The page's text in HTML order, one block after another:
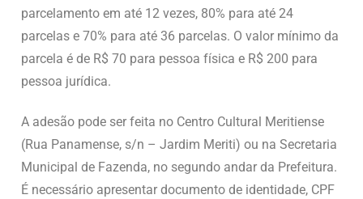
parcelamento em até 12 vezes, 80% para até 24
parcelas e 70% para até 36 parcelas. O valor mínimo da
parcela é de R$ 70 para pessoa física e R$ 200 para
pessoa jurídica.
A adesão pode ser feita no Centro Cultural Meritiense
(Rua Panamense, s/n – Jardim Meriti) ou na Secretaria
Municipal de Fazenda, no segundo andar da Prefeitura.
É necessário apresentar documento de identidade, CPF